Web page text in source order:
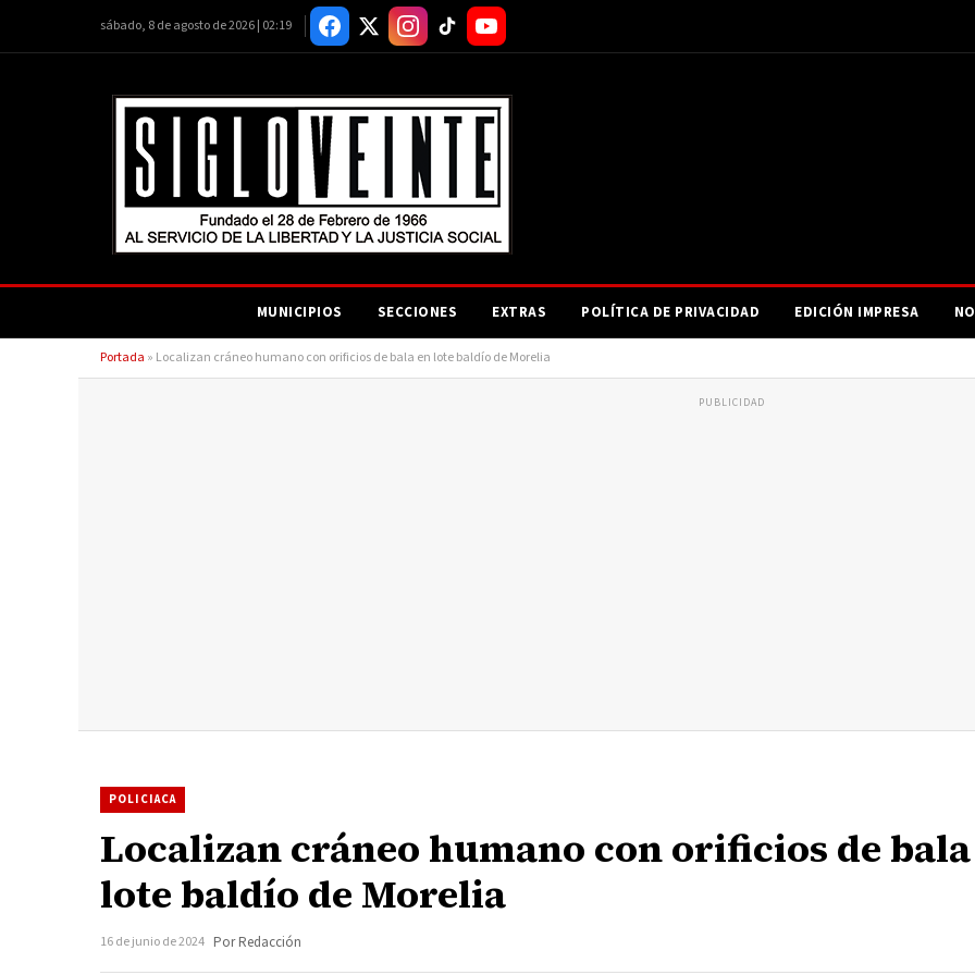
sábado, 8 de agosto de 2026 | 02:19
MUNICIPIOS SECCIONES EXTRAS POLÍTICA DE PRIVACIDAD EDICIÓN IMPRESA
Portada » Localizan cráneo humano con orificios de bala en lote baldío de Morelia
PUBLICIDAD
POLICIACA
Localizan cráneo humano con orificios de
lote baldío de Morelia
16 de junio de 2024 Por Redacción